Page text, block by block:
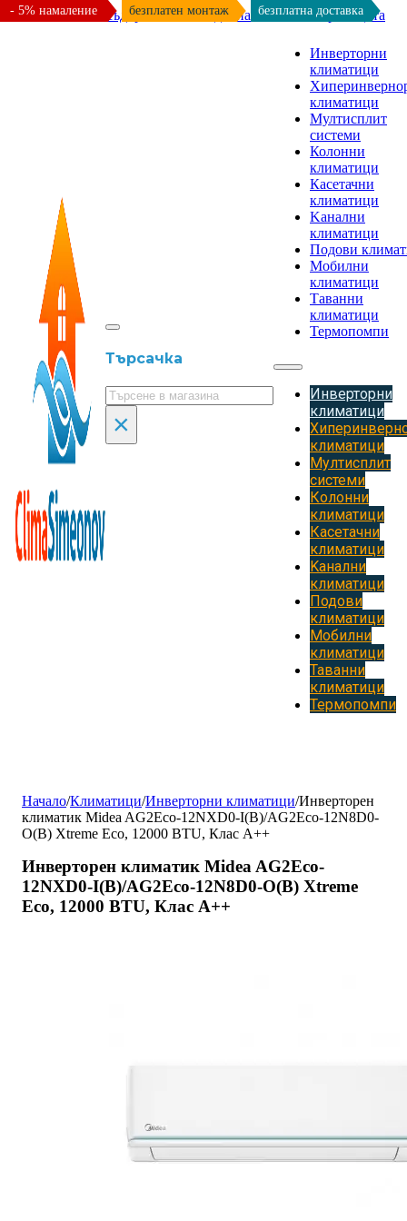
Към основното съдържание Към долната част на страницата
Търсачка
Търсене
×
Инверторни
климатици
климатици
Мултисплит
системи
Колонни
климатици
Касетачни
климатици
Kанални
климатици
Подови
Мобилни
климатици
Таванни
климатици
Термопомпи
Инверторни
климатици
климатици
Мултисплит
системи
Колонни
климатици
Касетачни
климатици
Kанални
климатици
Подови
климатици
Мобилни
климатици
Таванни
климатици
Термопомпи
Начало/Климатици/Инверторни климатици/Инверторен
климатик Midea AG2Eco-12NXD0-I(B)/AG2Eco-12N8D0-
O(B) Xtreme Eco, 12000 BTU, Клас A++
Инверторен климатик Midea AG2Eco-
12NXD0-I(B)/AG2Eco-12N8D0-O(B) Xtreme
Eco, 12000 BTU, Клас A++
- 5% намаление безплатен монтаж безплатна доставка